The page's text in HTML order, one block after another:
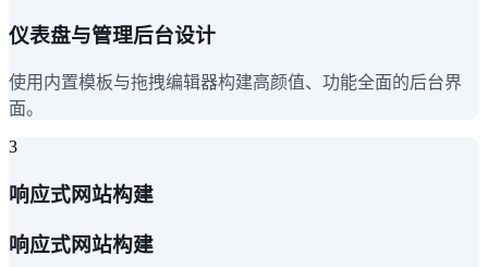
仪表盘与管理后台设计
使用内置模板与拖拽编辑器构建高颜值、功能全面的后台界
面。
3
响应式网站构建
响应式网站构建